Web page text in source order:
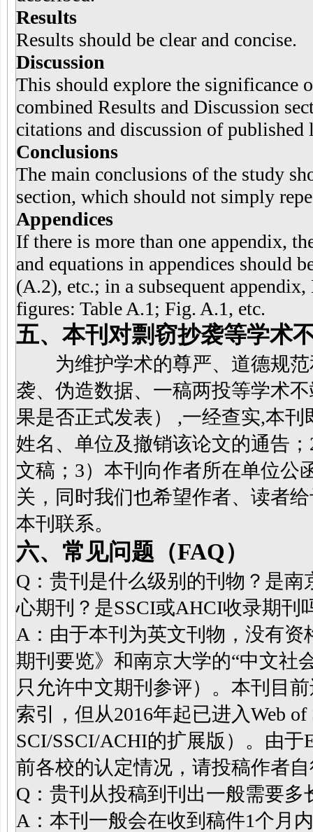
Results
Results should be clear and concise.
Discussion
This should explore the significance
combined Results and Discussion
citations and discussion of published
Conclusions
The main conclusions of the study
section, which should not simply
Appendices
If there is more than one appendix,
and equations in appendices should
(A.2), etc.; in a subsequent
figures: Table A.1; Fig. A.1, etc.
五、本刊对剽窃抄袭等学术
为维护学术的尊严、道德规范
袭、伪造数据、一稿两投等学术
果是否正式发表） ,一经查实,本
姓名、单位及撤销该论文的通告
文稿；3）本刊向作者所在单位公
关，同时我们也希望作者、读者
本刊联系。
六、常见问题（FAQ）
Q：贵刊是什么级别的刊物？是
心期刊？是SSCI或AHCI收录期刊
A：由于本刊为英文刊物，没有
期刊要览》和南京大学的“中文社
只允许中文期刊参评）。本刊目
索引，但从2016年起已进入Web
SCI/SSCI/ACHI的扩展版）。由于
前各校的认定情况，请投稿作者
Q：贵刊从投稿到刊出一般需要多
A：本刊一般会在收到稿件1个月